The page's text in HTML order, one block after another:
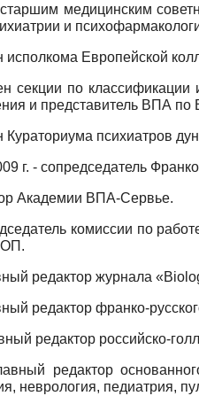
медицинским
и
исполкома Европейской
секции по
и представитель ВПА по
Кураториума психиатров
г. - сопредседатель
Академии ВПА-Сервье.
комиссии по
редактор журнала
редактор франко-
редактор российско-
редактор
неврология, педиатрия,